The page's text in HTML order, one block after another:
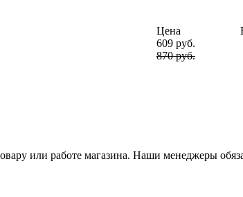
Цена
609 руб.
870 руб.
или работе магазина. Наши менеджеры